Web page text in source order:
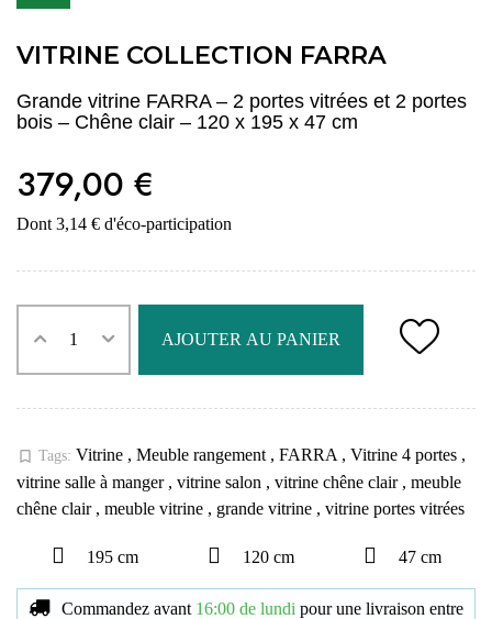
VITRINE COLLECTION FARRA
Grande vitrine FARRA – 2 portes vitrées et 2 portes
bois – Chêne clair – 120 x 195 x 47 cm
379,00 €
Dont 3,14 € d'éco-participation
AJOUTER AU PANIER
bookmark_border Tags: Vitrine , Meuble rangement , FARRA , Vitrine 4 portes ,
vitrine salle à manger , vitrine salon , vitrine chêne clair , meuble
chêne clair , meuble vitrine , grande vitrine , vitrine portes vitrées
195 cm 120 cm 47 cm
Commandez avant 16:00 de lundi pour une livraison entre